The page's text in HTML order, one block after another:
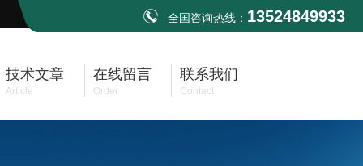
全国咨询热线： 13524849933
技术文章
Article
在线留言
Order
联系我们
Contact